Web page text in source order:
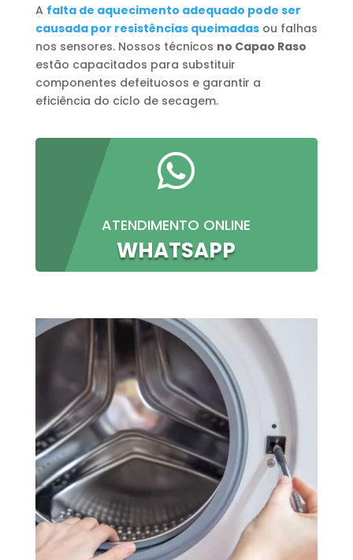
A falta de aquecimento adequado pode ser
causada por resistências queimadas ou falhas
nos sensores. Nossos técnicos no Capao Raso
estão capacitados para substituir
componentes defeituosos e garantir a
eficiência do ciclo de secagem.

ATENDIMENTO ONLINE
WHATSAPP